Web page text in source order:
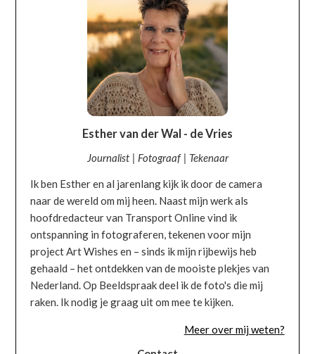
Esther van der Wal - de Vries
Journalist | Fotograaf | Tekenaar
Ik ben Esther en al jarenlang kijk ik door de camera
naar de wereld om mij heen. Naast mijn werk als
hoofdredacteur van Transport Online vind ik
ontspanning in fotograferen, tekenen voor mijn
project Art Wishes en – sinds ik mijn rijbewijs heb
gehaald – het ontdekken van de mooiste plekjes van
Nederland. Op Beeldspraak deel ik de foto's die mij
raken. Ik nodig je graag uit om mee te kijken.
Meer over mij weten?